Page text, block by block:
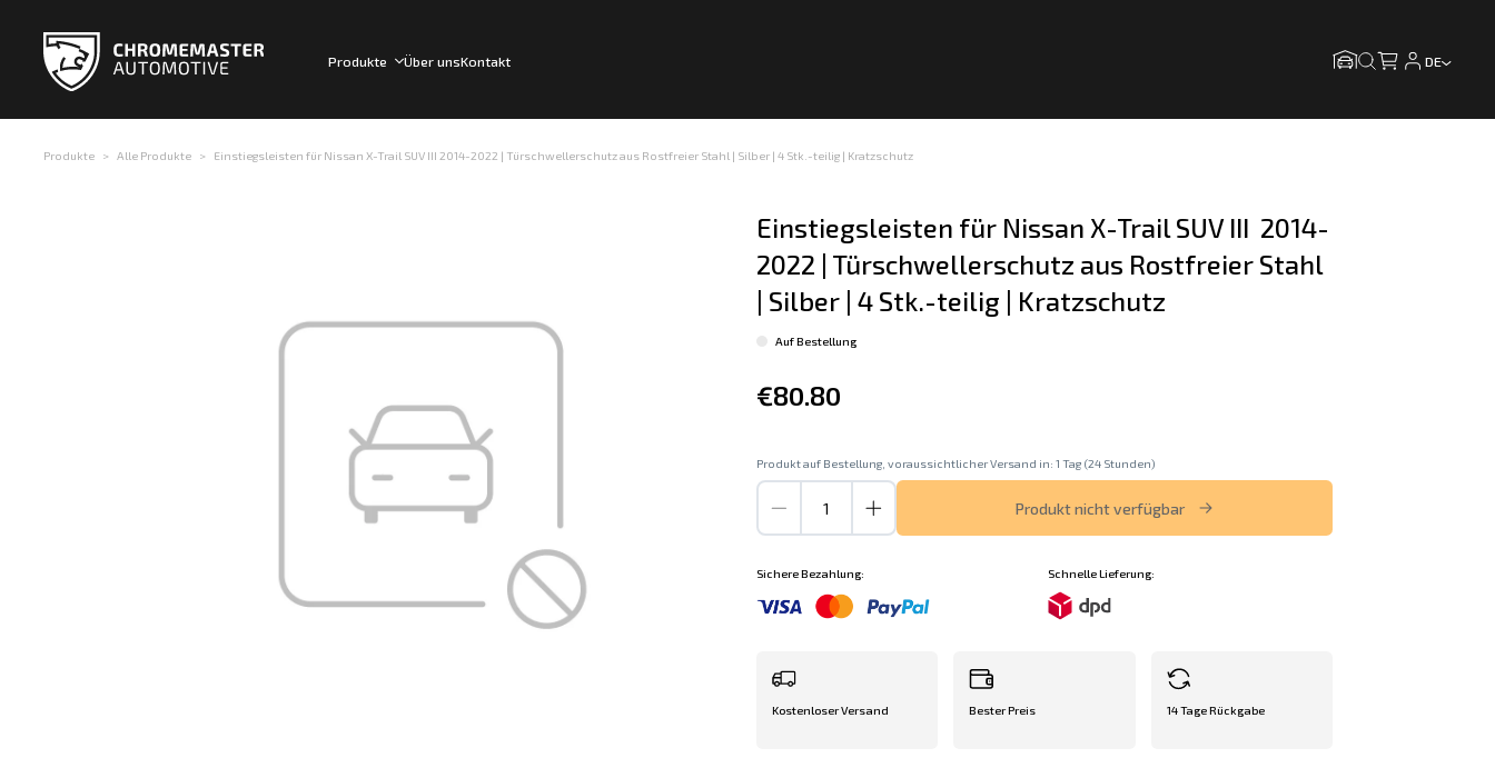
Produkte Über unsKontakt DE
Produkte Alle Produkte Einstiegsleisten für Nissan X-Trail SUV III 2014-2022 | Türschwellerschutz aus Rostfreier Stahl | Silber | 4 Stk.-teilig | Kratzschutz
Einstiegsleisten für Nissan X-Trail SUV III  2014-
2022 | Türschwellerschutz aus Rostfreier Stahl
| Silber | 4 Stk.-teilig | Kratzschutz
Auf Bestellung
€80.80
Produkt auf Bestellung, voraussichtlicher Versand in: 1 Tag (24 Stunden)
Produkt nicht verfügbar
Sichere Bezahlung: Schnelle Lieferung:
Kostenloser Versand Bester Preis 14 Tage Rückgabe